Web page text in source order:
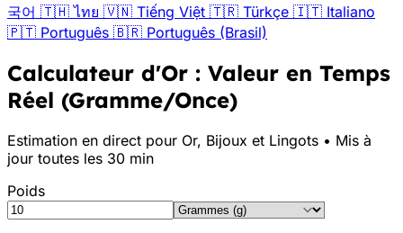
국어 🇹🇭 ไทย 🇻🇳 Tiếng Việt 🇹🇷 Türkçe 🇮🇹 Italiano
🇵🇹 Português 🇧🇷 Português (Brasil)
Calculateur d'Or : Valeur en Temps
Réel (Gramme/Once)
Estimation en direct pour Or, Bijoux et Lingots • Mis à
jour toutes les 30 min
Poids